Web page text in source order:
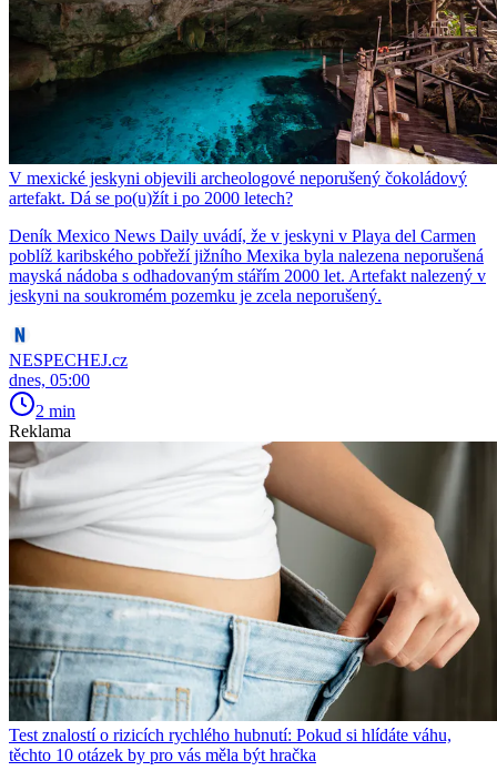
V mexické jeskyni objevili archeologové neporušený čokoládový
artefakt. Dá se po(u)žít i po 2000 letech?
Deník Mexico News Daily uvádí, že v jeskyni v Playa del Carmen
poblíž karibského pobřeží jižního Mexika byla nalezena neporušená
mayská nádoba s odhadovaným stářím 2000 let. Artefakt nalezený v
jeskyni na soukromém pozemku je zcela neporušený.
NESPECHEJ.cz
dnes, 05:00
2 min
Reklama
Test znalostí o rizicích rychlého hubnutí: Pokud si hlídáte váhu,
těchto 10 otázek by pro vás měla být hračka